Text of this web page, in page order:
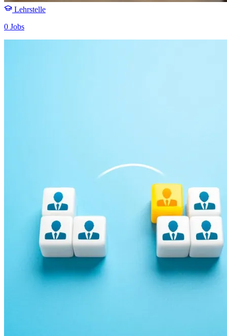
Lehrstelle
0 Jobs